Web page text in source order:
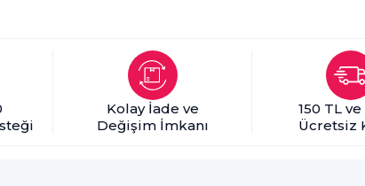
Kolay İade ve
Değişim İmkanı
150 TL
Ücretsiz